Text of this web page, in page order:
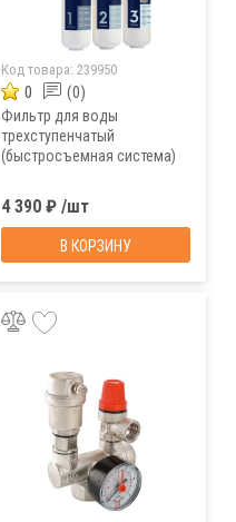
Код товара: 239950
0 (0)
Фильтр для воды
трехступенчатый
(быстросъемная система)
НС-1279470
4 390 ₽ /шт
В КОРЗИНУ